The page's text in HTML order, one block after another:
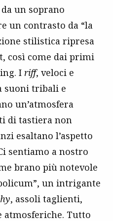
un soprano
un contrasto da “la
stilistica ripresa
così come dai primi
I riff, veloci e
suoni tribali e
un’atmosfera
di tastiera non
esaltano l’aspetto
sentiamo a nostro
brano più notevole
un intrigante
, assoli taglienti,
atmosferiche. Tutto